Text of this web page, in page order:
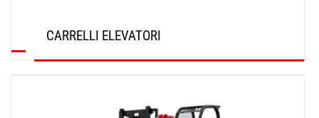
CARRELLI ELEVATORI